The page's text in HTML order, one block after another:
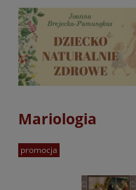
Mariologia
promocja